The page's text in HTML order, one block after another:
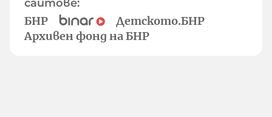
сайтове:
БНР
Детското.БНР
Архивен фонд на БНР